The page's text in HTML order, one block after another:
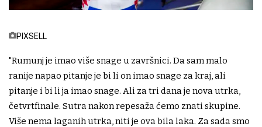
PIXSELL
"Rumunj je imao više snage u završnici. Da sam malo
ranije napao pitanje je bi li on imao snage za kraj, ali
pitanje i bi li ja imao snage. Ali za tri dana je nova utrka,
četvrtfinale. Sutra nakon repesaža ćemo znati skupine.
Više nema laganih utrka, niti je ova bila laka. Za sada smo